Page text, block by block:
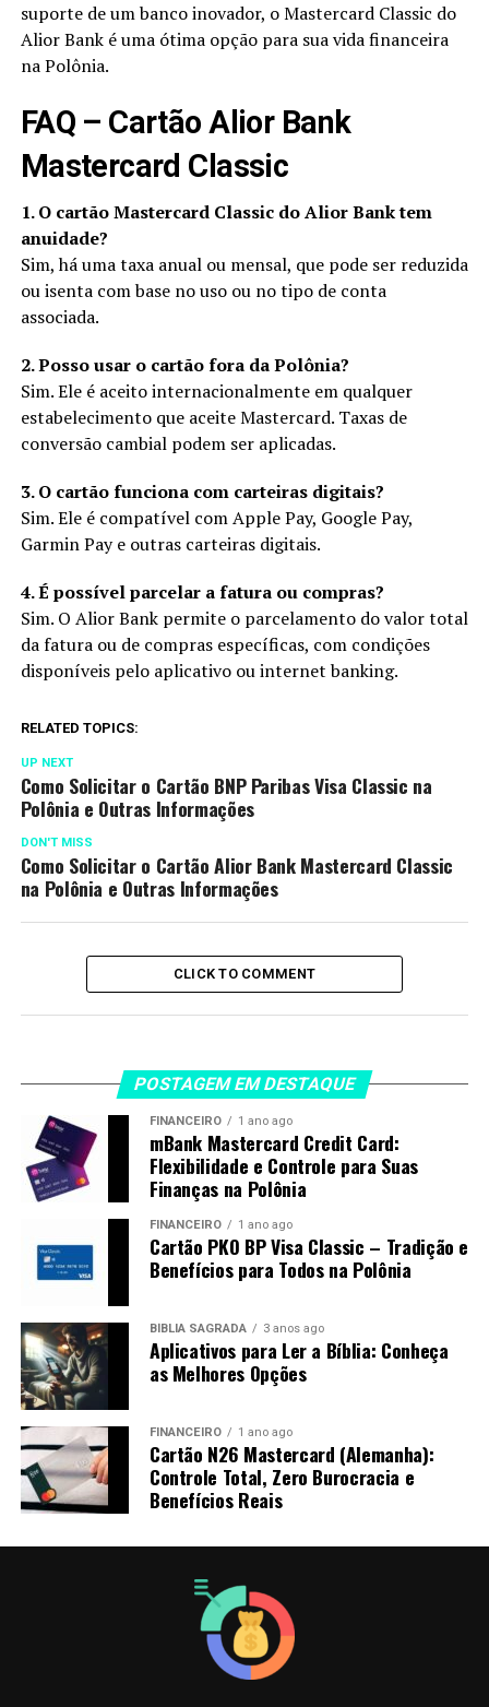
suporte de um banco inovador, o Mastercard Classic do
Alior Bank é uma ótima opção para sua vida financeira
na Polônia.
FAQ – Cartão Alior Bank
Mastercard Classic
1. O cartão Mastercard Classic do Alior Bank tem
anuidade?
Sim, há uma taxa anual ou mensal, que pode ser reduzida
ou isenta com base no uso ou no tipo de conta
associada.
2. Posso usar o cartão fora da Polônia?
Sim. Ele é aceito internacionalmente em qualquer
estabelecimento que aceite Mastercard. Taxas de
conversão cambial podem ser aplicadas.
3. O cartão funciona com carteiras digitais?
Sim. Ele é compatível com Apple Pay, Google Pay,
Garmin Pay e outras carteiras digitais.
4. É possível parcelar a fatura ou compras?
Sim. O Alior Bank permite o parcelamento do valor total
da fatura ou de compras específicas, com condições
disponíveis pelo aplicativo ou internet banking.
RELATED TOPICS:
UP NEXT
Como Solicitar o Cartão BNP Paribas Visa Classic na
Polônia e Outras Informações
DON'T MISS
Como Solicitar o Cartão Alior Bank Mastercard Classic
na Polônia e Outras Informações
CLICK TO COMMENT
POSTAGEM EM DESTAQUE
FINANCEIRO 1 ano ago
mBank Mastercard Credit Card:
Flexibilidade e Controle para Suas
Finanças na Polônia
FINANCEIRO 1 ano ago
Cartão PKO BP Visa Classic – Tradição e
Benefícios para Todos na Polônia
BÍBLIA SAGRADA 3 anos ago
Aplicativos para Ler a Bíblia: Conheça
as Melhores Opções
FINANCEIRO 1 ano ago
Cartão N26 Mastercard (Alemanha):
Controle Total, Zero Burocracia e
Benefícios Reais